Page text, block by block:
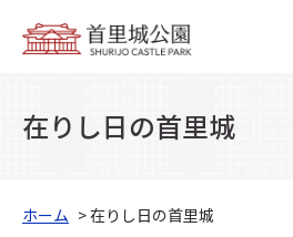
在りし日の首里城
ホーム > 在りし日の首里城